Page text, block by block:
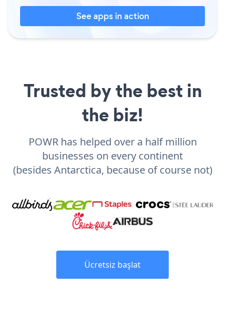
See apps in action
Trusted by the best in
the biz!
POWR has helped over a half million
businesses on every continent
(besides Antarctica, because of course not)
Ücretsiz başlat